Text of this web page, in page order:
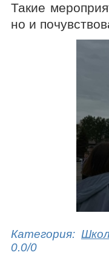
Такие
но и
Категория:
0.0/0